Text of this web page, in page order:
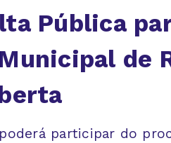
Pública
de
participar do